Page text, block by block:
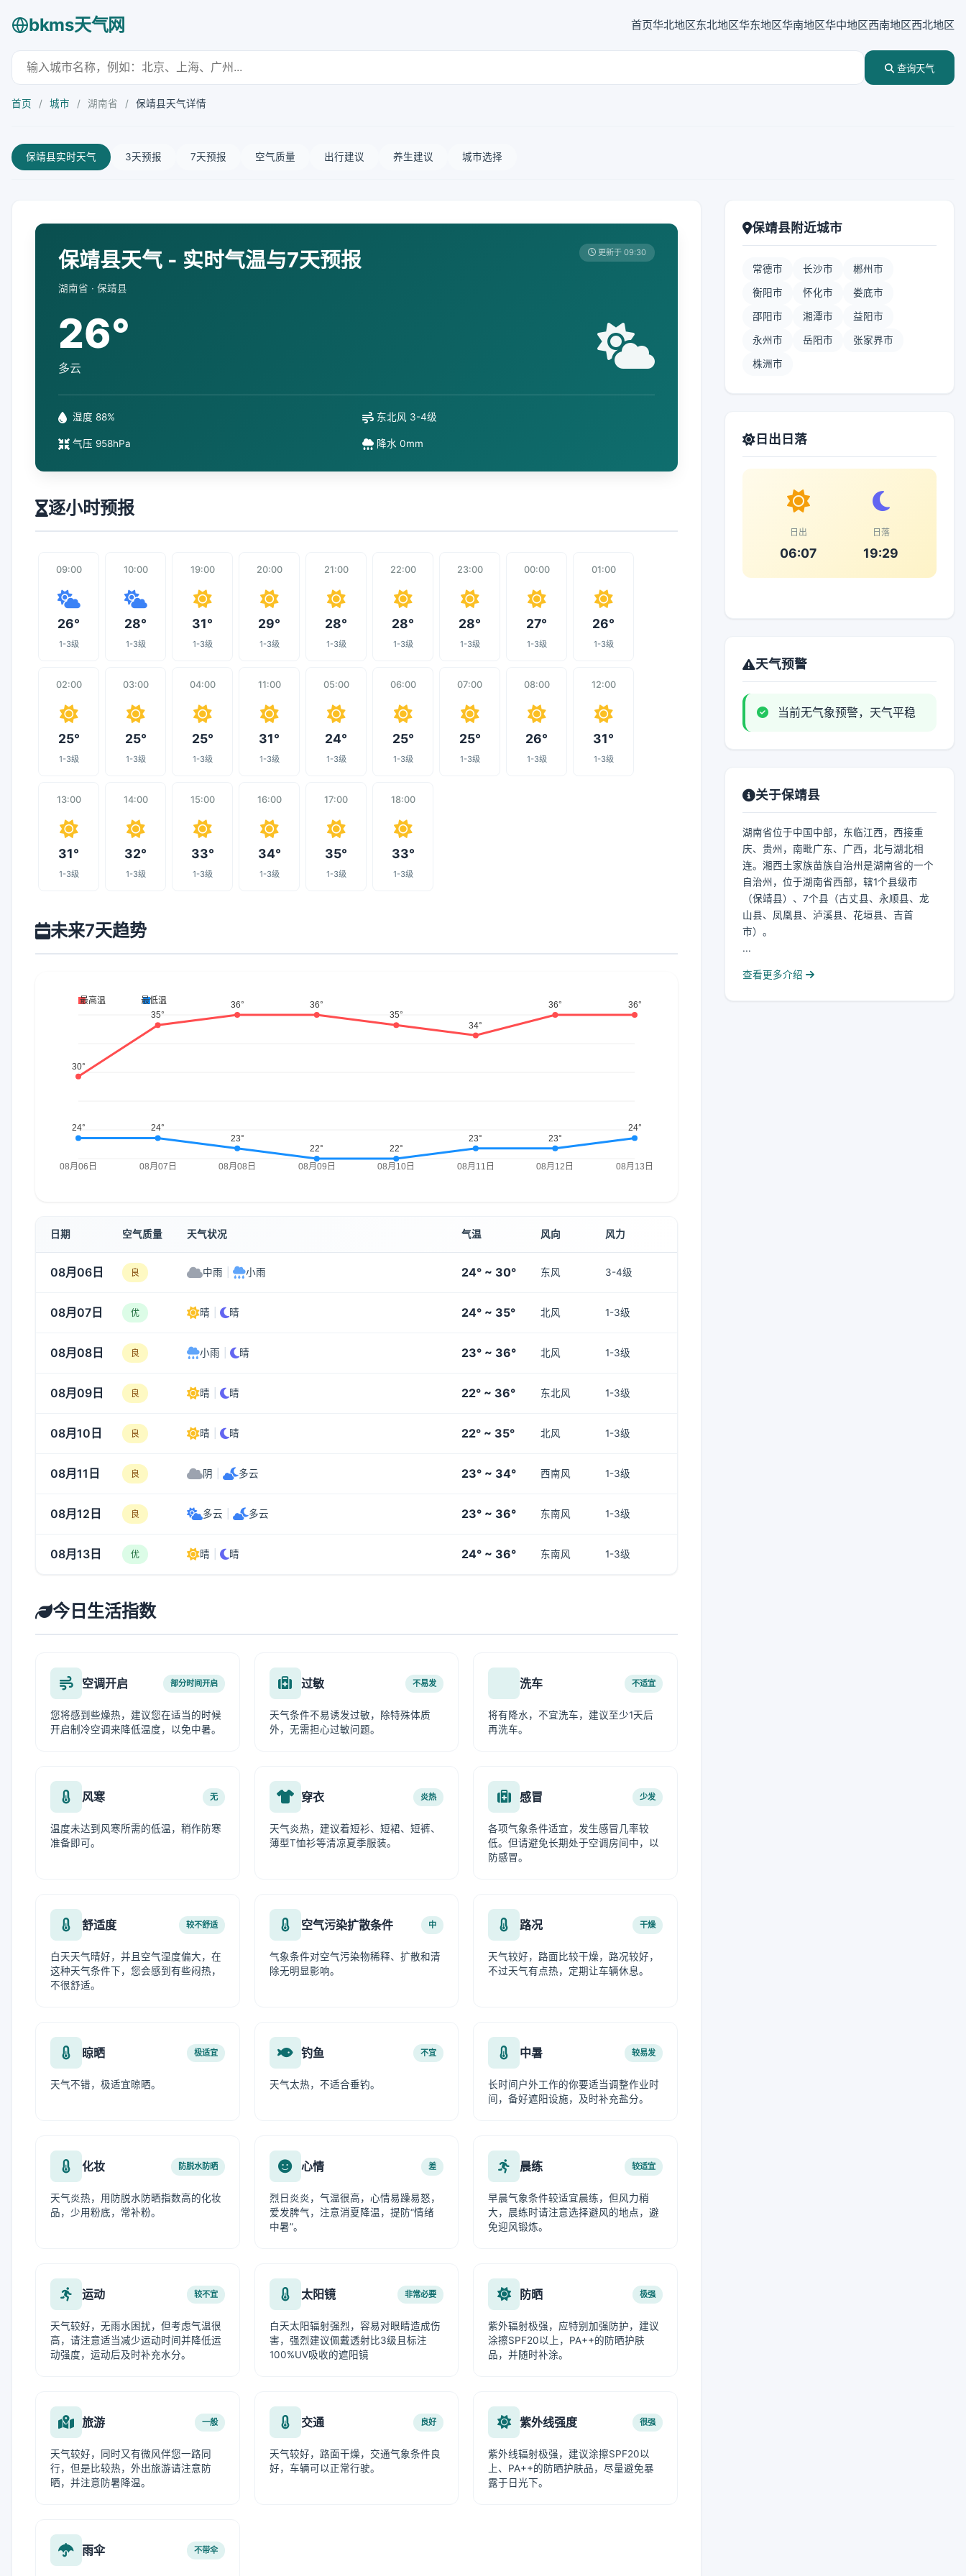
bkms天气网 首页华北地区东北地区华东地区华南地区华中地区西南地区西北地区
查询天气
首页 / 城市 / 湖南省 / 保靖县天气详情
保靖县实时天气 3天预报 7天预报 空气质量 出行建议 养生建议 城市选择
保靖县天气 - 实时气温与7天预报
湖南省 · 保靖县
更新于 09:30
26°
多云
湿度 88% 东北风 3-4级
气压 958hPa 降水 0mm
逐小时预报
09:00
26°
1-3级
10:00
28°
1-3级
19:00
31°
1-3级
20:00
29°
1-3级
21:00
28°
1-3级
22:00
28°
1-3级
23:00
28°
1-3级
00:00
27°
1-3级
01:00
26°
1-3级
02:00
25°
1-3级
03:00
25°
1-3级
04:00
25°
1-3级
11:00
31°
1-3级
05:00
24°
1-3级
06:00
25°
1-3级
07:00
25°
1-3级
08:00
26°
1-3级
12:00
31°
1-3级
13:00
31°
1-3级
14:00
32°
1-3级
15:00
33°
1-3级
16:00
34°
1-3级
17:00
35°
1-3级
18:00
33°
1-3级
未来7天趋势
日期 空气质量 天气状况 气温 风向 风力
08月06日 良 中雨 小雨 24° ~ 30° 东风 3-4级
08月07日 优 晴 晴 24° ~ 35° 北风 1-3级
08月08日 良 小雨 晴 23° ~ 36° 北风 1-3级
08月09日 良 晴 晴 22° ~ 36° 东北风 1-3级
08月10日 良 晴 晴 22° ~ 35° 北风 1-3级
08月11日 良 阴 多云 23° ~ 34° 西南风 1-3级
08月12日 良 多云 多云 23° ~ 36° 东南风 1-3级
08月13日 优 晴 晴 24° ~ 36° 东南风 1-3级
今日生活指数
空调开启 部分时间开启
您将感到些燥热，建议您在适当的时候
开启制冷空调来降低温度，以免中暑。
过敏 不易发
天气条件不易诱发过敏，除特殊体质
外，无需担心过敏问题。
洗车 不适宜
将有降水，不宜洗车，建议至少1天后
再洗车。
风寒 无
温度未达到风寒所需的低温，稍作防寒
准备即可。
穿衣 炎热
天气炎热，建议着短衫、短裙、短裤、
薄型T恤衫等清凉夏季服装。
感冒 少发
各项气象条件适宜，发生感冒几率较
低。但请避免长期处于空调房间中，以
防感冒。
舒适度 较不舒适
白天天气晴好，并且空气湿度偏大，在
这种天气条件下，您会感到有些闷热，
不很舒适。
空气污染扩散条件 中
气象条件对空气污染物稀释、扩散和清
除无明显影响。
路况 干燥
天气较好，路面比较干燥，路况较好，
不过天气有点热，定期让车辆休息。
晾晒 极适宜
天气不错，极适宜晾晒。
钓鱼 不宜
天气太热，不适合垂钓。
中暑 较易发
长时间户外工作的你要适当调整作业时
间，备好遮阳设施，及时补充盐分。
化妆 防脱水防晒
天气炎热，用防脱水防晒指数高的化妆
品，少用粉底，常补粉。
心情 差
烈日炎炎，气温很高，心情易躁易怒，
爱发脾气，注意消夏降温，提防“情绪
中暑”。
晨练 较适宜
早晨气象条件较适宜晨练，但风力稍
大，晨练时请注意选择避风的地点，避
免迎风锻炼。
运动 较不宜
天气较好，无雨水困扰，但考虑气温很
高，请注意适当减少运动时间并降低运
动强度，运动后及时补充水分。
太阳镜 非常必要
白天太阳辐射强烈，容易对眼睛造成伤
害，强烈建议佩戴透射比3级且标注
100%UV吸收的遮阳镜
防晒 极强
紫外辐射极强，应特别加强防护，建议
涂擦SPF20以上，PA++的防晒护肤
品，并随时补涂。
旅游 一般
天气较好，同时又有微风伴您一路同
行，但是比较热，外出旅游请注意防
晒，并注意防暑降温。
交通 良好
天气较好，路面干燥，交通气象条件良
好，车辆可以正常行驶。
紫外线强度 很强
紫外线辐射极强，建议涂擦SPF20以
上、PA++的防晒护肤品，尽量避免暴
露于日光下。
雨伞 不带伞
保靖县附近城市
常德市 长沙市 郴州市
衡阳市 怀化市 娄底市
邵阳市 湘潭市 益阳市
永州市 岳阳市 张家界市
株洲市
日出日落
日出
06:07
日落
19:29
天气预警
当前无气象预警，天气平稳
关于保靖县
湖南省位于中国中部，东临江西，西接重
庆、贵州，南毗广东、广西，北与湖北相
连。湘西土家族苗族自治州是湖南省的一个
自治州，位于湖南省西部，辖1个县级市
（保靖县）、7个县（古丈县、永顺县、龙
山县、凤凰县、泸溪县、花垣县、吉首
市）。
...
查看更多介绍